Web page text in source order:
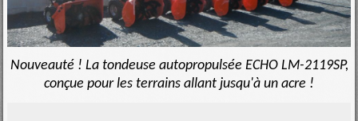
Nouveauté ! La tondeuse autopropulsée ECHO LM-2119SP,
conçue pour les terrains allant jusqu'à un acre !